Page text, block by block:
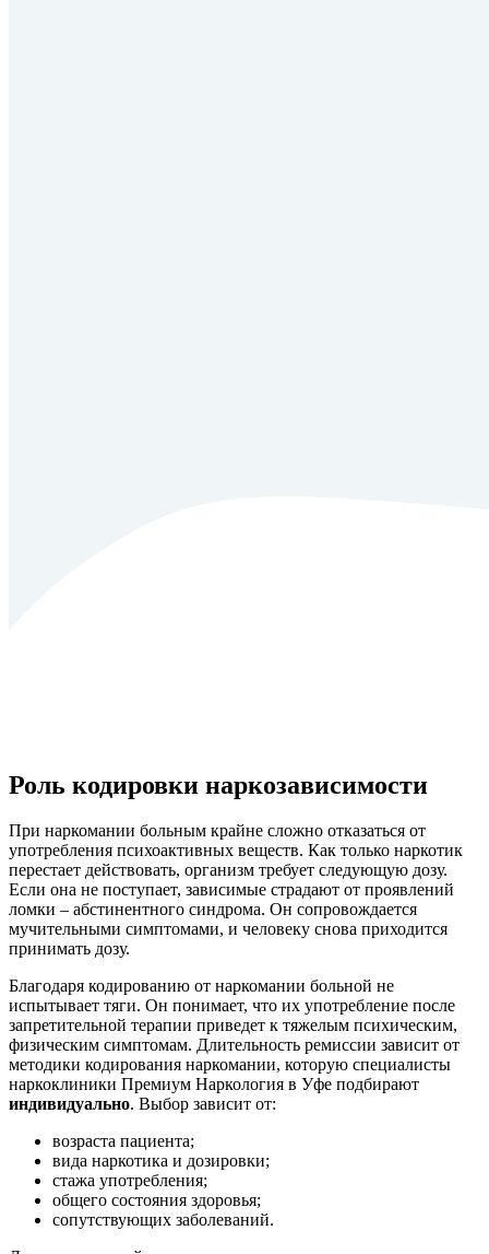
Роль кодировки наркозависимости
При наркомании больным крайне сложно отказаться от
употребления психоактивных веществ. Как только наркотик
перестает действовать, организм требует следующую дозу.
Если она не поступает, зависимые страдают от проявлений
ломки – абстинентного синдрома. Он сопровождается
мучительными симптомами, и человеку снова приходится
принимать дозу.
Благодаря кодированию от наркомании больной не
испытывает тяги. Он понимает, что их употребление после
запретительной терапии приведет к тяжелым психическим,
физическим симптомам. Длительность ремиссии зависит от
методики кодирования наркомании, которую специалисты
наркоклиники Премиум Наркология в Уфе подбирают
индивидуально. Выбор зависит от:
возраста пациента;
вида наркотика и дозировки;
стажа употребления;
общего состояния здоровья;
сопутствующих заболеваний.